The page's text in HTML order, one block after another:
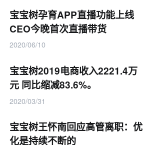
宝宝树孕育APP直播功能上线
CEO今晚首次直播带货
2020/06/10
宝宝树2019电商收入2221.4万
元 同比缩减83.6%。
2020/03/31
宝宝树王怀南回应高管离职：优
化是持续不断的